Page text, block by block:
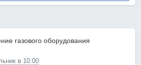
газового оборудования
в 10:00